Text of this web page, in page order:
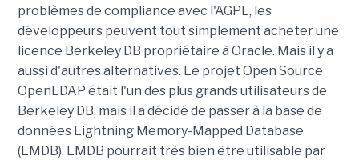
problèmes de compliance avec l'AGPL, les
développeurs peuvent tout simplement acheter une
licence Berkeley DB propriétaire à Oracle. Mais il y a
aussi d'autres alternatives. Le projet Open Source
OpenLDAP était l'un des plus grands utilisateurs de
Berkeley DB, mais il a décidé de passer à la base de
données Lightning Memory-Mapped Database
(LMDB). LMDB pourrait très bien être utilisable par